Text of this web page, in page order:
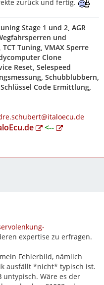
zurück und fertig.
Stage 1 und 2, AGR
und
Tuning, VMAX Sperre
Clone
Reset, Selespeed
Schubblubbern,
Code Ermittlung,
<--
expertise zu erfragen.
Fehlerbild, nämlich
ausfällt *nicht* typisch ist.
untypisch. Wäre es der